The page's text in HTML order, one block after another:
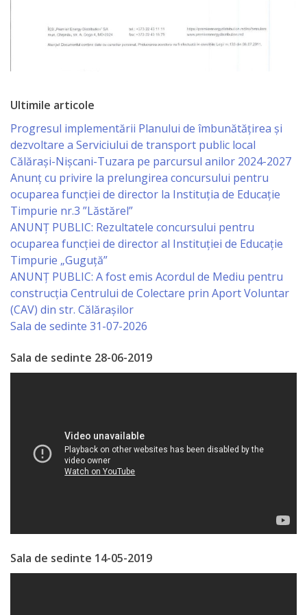
Serviciul
în
Reglementarea
Regimului
Funciar
Serviciul
Relaţii
cu
Publicul
Specialist
în
Comunală
şi
Problemele
Ultimile articole
Progresul implementării Planului de îmbunătățirea și
dezvoltare a Serviciului de transport public local
Călărași-Nișcani-Tuzara pe parcursul anilor 2024-2027
Anunț cu privire la prelungirea concursului pentru
ocuparea funcţiei de director la Instituția de Educație
Timpurie nr.3 ”Lăstărel”
ANUNȚ PUBLIC: Rezultatele concursului pentru
ocuparea funcției de director al Instituției de Educație
Timpurie „Guguță”
ANUNȚ PUBLIC: A fost emis Acordul de Mediu pentru
construcția Centrului de Colectare prin Aport Voluntar
(CAV) din str. Călărașilor
Sala de sedinte 31-07-2026
Sala de sedinte 28-06-2019
Sala de sedinte 14-05-2019